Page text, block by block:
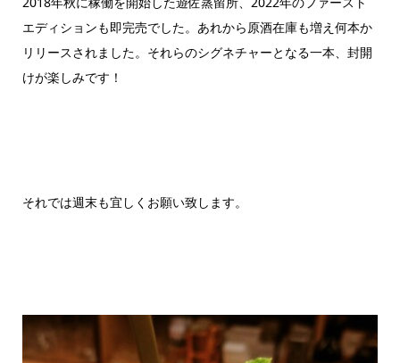
エディションも即完売でした。あれから原酒在庫も増え何本か
リリースされました。それらのシグネチャーとなる一本、封開
けが楽しみです！
それでは週末も宜しくお願い致します。